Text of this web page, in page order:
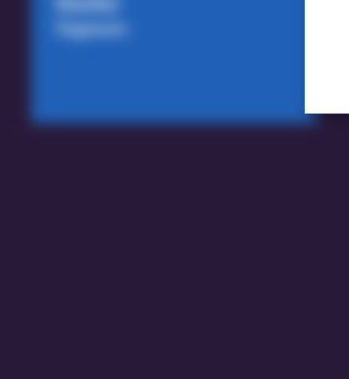
Vapeurs